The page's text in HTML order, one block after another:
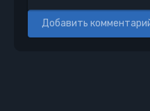
Добавить